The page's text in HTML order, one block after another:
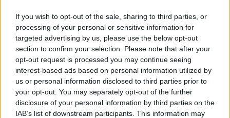
If you wish to opt-out of the sale, sharing to third parties, or
processing of your personal or sensitive information for
targeted advertising by us, please use the below opt-out
section to confirm your selection. Please note that after your
opt-out request is processed you may continue seeing
interest-based ads based on personal information utilized by
us or personal information disclosed to third parties prior to
your opt-out. You may separately opt-out of the further
disclosure of your personal information by third parties on the
IAB’s list of downstream participants. This information may
Νωρίτερα, κατά τη διάρκεια των ερευνών,
ιρανικό πρακτορείο ειδήσεων μετέδωσε
πωςαμερικανικό ελικόπτερο που
συμμετείχε στην επιχείρηση δέχθηκε πλήγμα
από βλήμα.